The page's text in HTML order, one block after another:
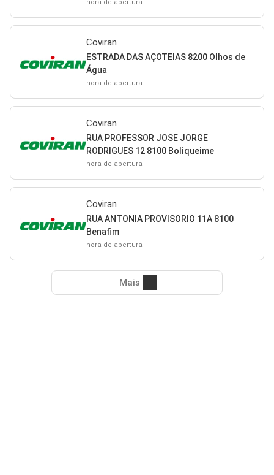
hora de abertura
Coviran
ESTRADA DAS AÇOTEIAS 8200 Olhos de
Água
hora de abertura
Coviran
RUA PROFESSOR JOSE JORGE
RODRIGUES 12 8100 Boliqueime
hora de abertura
Coviran
RUA ANTONIA PROVISORIO 11A 8100
Benafim
hora de abertura
Mais